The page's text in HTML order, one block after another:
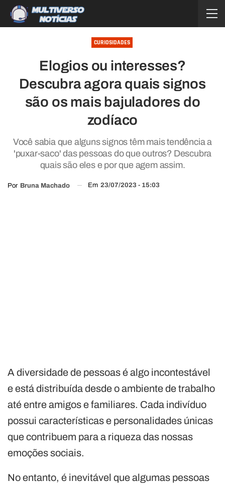
CURIOSIDADES
Elogios ou interesses?
Descubra agora quais signos
são os mais bajuladores do
zodíaco
Você sabia que alguns signos têm mais tendência a
'puxar-saco' das pessoas do que outros? Descubra
quais são eles e por que agem assim.
Por Bruna Machado Em 23/07/2023 - 15:03
A diversidade de pessoas é algo incontestável
e está distribuída desde o ambiente de trabalho
até entre amigos e familiares. Cada indivíduo
possui características e personalidades únicas
que contribuem para a riqueza das nossas
emoções sociais.
No entanto, é inevitável que algumas pessoas